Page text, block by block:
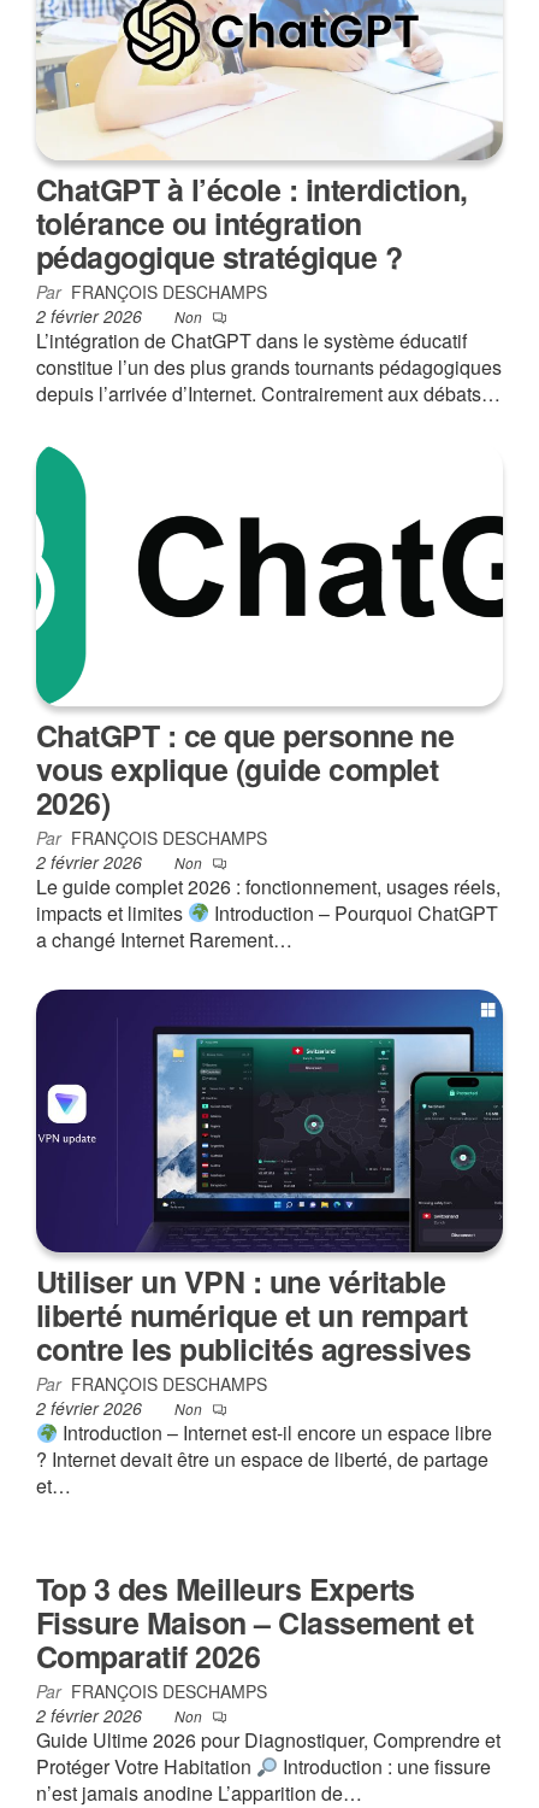
ChatGPT à l’école : interdiction,
tolérance ou intégration
pédagogique stratégique ?
Par FRANÇOIS DESCHAMPS
2 février 2026
Non
L’intégration de ChatGPT dans le système éducatif
constitue l’un des plus grands tournants pédagogiques
depuis l’arrivée d’Internet. Contrairement aux débats…
ChatGPT : ce que personne ne
vous explique (guide complet
2026)
Par FRANÇOIS DESCHAMPS
2 février 2026
Non
Le guide complet 2026 : fonctionnement, usages réels,
impacts et limites
Introduction – Pourquoi ChatGPT
a changé Internet Rarement…
Utiliser un VPN : une véritable
liberté numérique et un rempart
contre les publicités agressives
Par FRANÇOIS DESCHAMPS
2 février 2026
Non
Introduction – Internet est-il encore un espace libre
? Internet devait être un espace de liberté, de partage
et…
Top 3 des Meilleurs Experts
Fissure Maison – Classement et
Comparatif 2026
Par FRANÇOIS DESCHAMPS
2 février 2026
Non
Guide Ultime 2026 pour Diagnostiquer, Comprendre et
Protéger Votre Habitation
Introduction : une fissure
n’est jamais anodine L’apparition de…